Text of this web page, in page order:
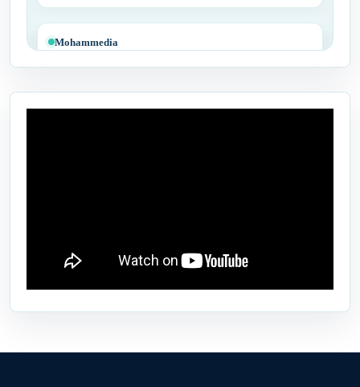
Mohammedia
Tit Mellil
Ben Ahmed